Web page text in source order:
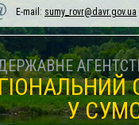
E-mail: sumy_rovr@davr.gov.ua
У